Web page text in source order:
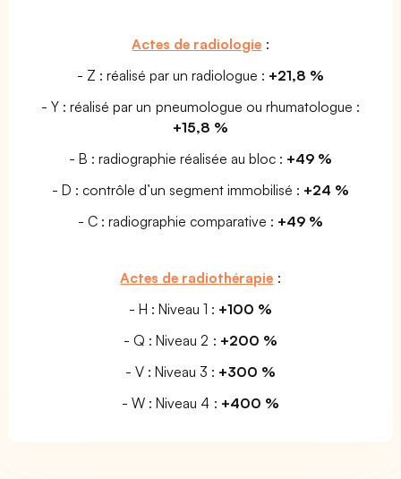
Actes de radiologie :
- Z : réalisé par un radiologue : +21,8 %
- Y : réalisé par un pneumologue ou rhumatologue :
+15,8 %
- B : radiographie réalisée au bloc : +49 %
- D : contrôle d’un segment immobilisé : +24 %
- C : radiographie comparative : +49 %
Actes de radiothérapie :
- H : Niveau 1 : +100 %
- Q : Niveau 2 : +200 %
- V : Niveau 3 : +300 %
- W : Niveau 4 : +400 %